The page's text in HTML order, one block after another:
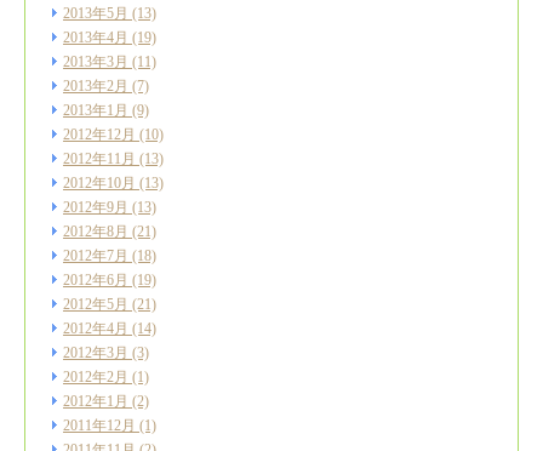
2013年5月 (13)
2013年4月 (19)
2013年3月 (11)
2013年2月 (7)
2013年1月 (9)
2012年12月 (10)
2012年11月 (13)
2012年10月 (13)
2012年9月 (13)
2012年8月 (21)
2012年7月 (18)
2012年6月 (19)
2012年5月 (21)
2012年4月 (14)
2012年3月 (3)
2012年2月 (1)
2012年1月 (2)
2011年12月 (1)